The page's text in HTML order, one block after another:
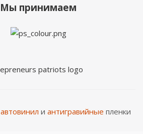
Мы принимаем
автовинил и антигравийные пленки